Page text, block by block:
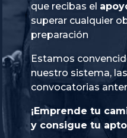
que recibas el
superar cualquier
preparación
Estamos
nuestro sistema,
convocatorias
¡Emprende tu
y consigue tu